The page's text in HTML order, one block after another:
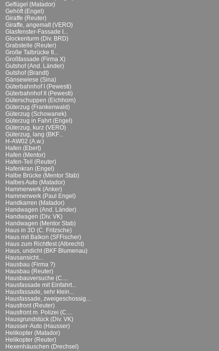
Geflügel (Matador)
Gehöft (Engel)
Giraffe (Reuter)
Giraffe, angemalt (VERO)
Glasfenster-Fassade I...
Glockenturm (Div. BRD)
Grabstelle (Reuter)
Große Talbrücke II...
Großfassade (Firma X)
Gutshof (And. Länder)
Gutshof (Brandt)
Gänsewiese (Sina)
Güterbahnhof I (Pewesti)
Güterbahnhof II (Pewesti)
Güterschuppen (Eichhorn)
Güterzug (Frankenwald)
Güterzug (Schowanek)
Güterzug in Fahrt (Engel)
Güterzug, kurz (VERO)
Güterzug, lang (BKF...
H-AW02 (A.w.)
Hafen (Ebert)
Hafen (Mentor)
Hafen-Teil (Reuter)
Hafenkran (Engel)
Halbe Brücke (Mentor Stab)
Halbes Auto (Matador)
Hammerwerk (Anker)
Hammerwerk (Paul Engel)
Handkarren (Matador)
Handwagen (And. Länder)
Handwagen (Div. VK)
Handwagen (Mentor Stab)
Haus in 3D (C. Fritzsche)
Haus mit Balkon (SFFischer)
Haus zum Richtfest (Albrecht)
Haus, undicht (BKF Blumenau)
Hausansicht...
Hausbau (Firma ?)
Hausbau (Reuter)
Hausbauversuche (C....
Hausfassade mit Einfahrt...
Hausfassade, sehr klein...
Hausfassade, zweigeschossig...
Hausfront (Reuter)
Hausfront m. Polizei (C....
Hausgrundstück (Div. VK)
Hausser-Auto (Hausser)
Helikopter (Matador)
Helikopter (Reuter)
Hexenhäuschen (Drechsel)